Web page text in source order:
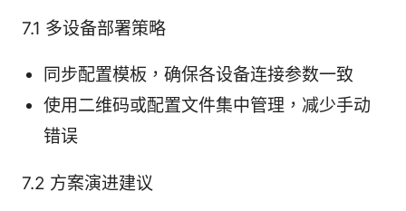
7.1 多设备部署策略
同步配置模板，确保各设备连接参数一致
使用二维码或配置文件集中管理，减少手动
错误
7.2 方案演进建议